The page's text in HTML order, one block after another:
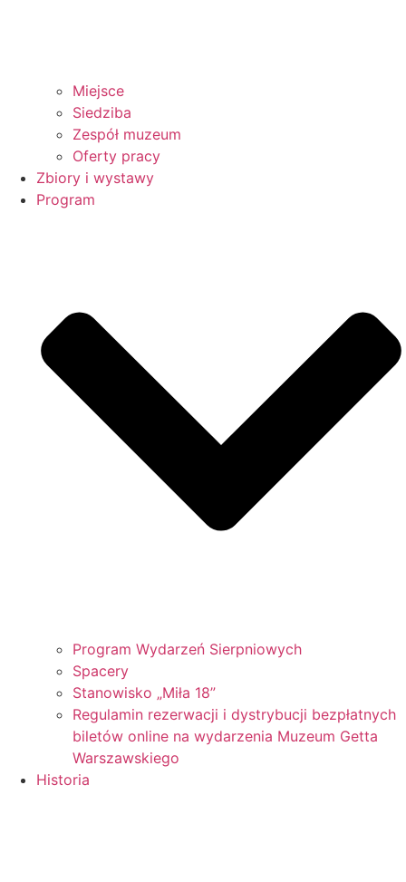
Miejsce
Siedziba
Zespół muzeum
Oferty pracy
Zbiory i wystawy
Program
Program Wydarzeń Sierpniowych
Spacery
Stanowisko „Miła 18”
Regulamin rezerwacji i dystrybucji bezpłatnych
biletów online na wydarzenia Muzeum Getta
Warszawskiego
Historia